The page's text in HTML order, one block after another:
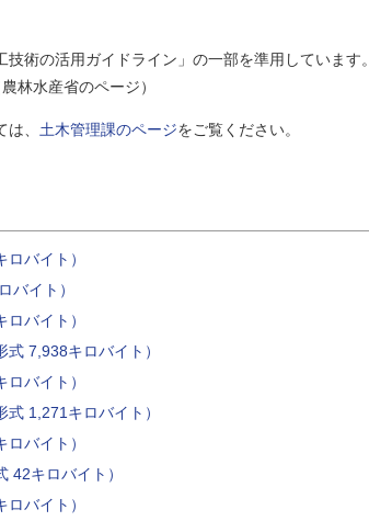
術の活用ガイドライン」の一部を準用しています。
林水産省のページ）
、 土木管理課のページをご覧ください。
バイト）
バイト）
バイト）
7,938キロバイト）
バイト）
1,271キロバイト）
バイト）
42キロバイト）
バイト）